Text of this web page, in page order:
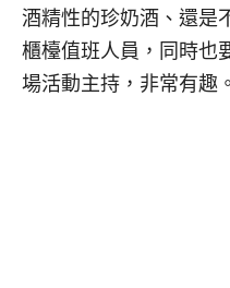
酒精性的珍奶酒、還是
櫃檯值班人員，同時
場活動主持，非常有趣。